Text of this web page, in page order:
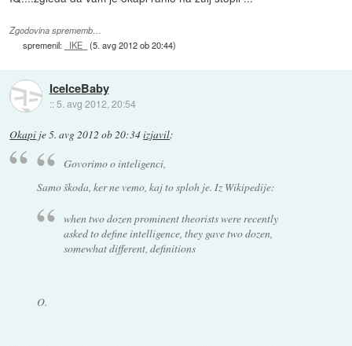
Zgodovina sprememb…
spremenil: _IKE_ (5. avg 2012 ob 20:44)
IceIceBaby
:: 5. avg 2012, 20:54
Okapi je5. avg 2012 ob 20:34izjavil:
Govorimo o inteligenci,
Samo škoda, ker ne vemo, kaj to sploh je. Iz Wikipedije:
when two dozen prominent theorists were recently
asked to define intelligence, they gave two dozen,
somewhat different, definitions
O.